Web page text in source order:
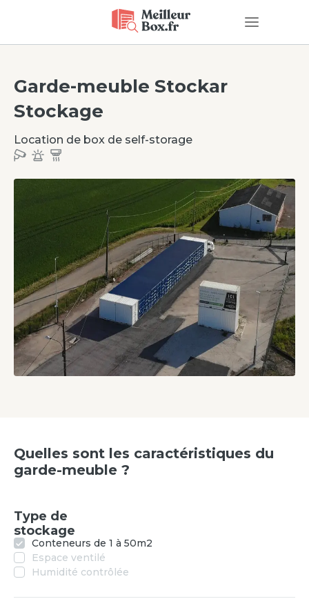
Garde-meuble Stockar
Stockage
Location de box de self-storage
Quelles sont les caractéristiques du
garde-meuble ?
Type de
stockage
Conteneurs de 1 à 50m2
Espace ventilé
Humidité contrôlée